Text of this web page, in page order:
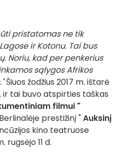
pristatomas ne tik
ir Kotonu. Tai bus
Noriu, kad per penkerius
sąlygos Afrikos
Šiuos žodžius 2017 m. ištarė
ir tai buvo atspirties taškas
filmui "
prestižinį "Auksinį
kino teatruose
11 d.